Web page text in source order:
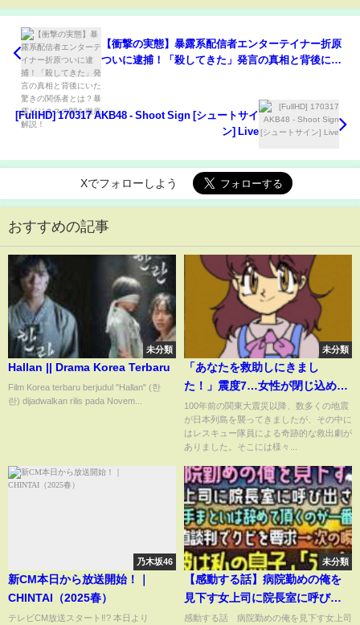
【衝撃の実態】暴露系配信者エンターテイナー折原
ついに逮捕！「殺してきた」発言の真相と背後にい
[FullHD] 170317 AKB48 - Shoot Sign [シュートサイ
ン] Live
Xでフォローしよう
おすすめの記事
未分類
Hallan || Drama Korea Terbaru
Film Korea terbaru berjudul "Hallan" (한
란) dijadwalkan rilis pada Novem...
未分類
「あなたを救助しにきまし
た！」震度7…女性が閉じ込め、
命を諦めないレスキュー隊
100年前の関東大震災以降、数多くの地震
が日本列島を襲ってきましたが、その中に
はレスキュー隊員による奇跡的な救出劇が
ありました。そこには様々...
乃木坂46
新CM本日から放送開始！｜
CHINTAI（2025春）
テレビCM放送スタート‼️? 本日より
未分類
【感動する話】病院勤めの俺を
見下す女上司に院長室に呼び出
され「足手まといは辞めて頂く
感動する話 病院勤めの俺を見下す女上司